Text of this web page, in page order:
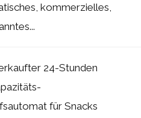
kommerzielles,
24-Stunden
für Snacks